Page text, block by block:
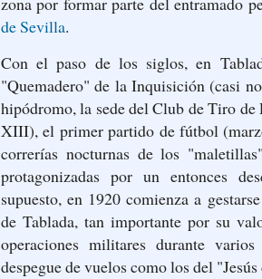
de Sevilla.
Con el paso de los siglos, en
"Quemadero" de la Inquisición (casi
hipódromo, la sede del Club de Tiro
XIII), el primer partido de fútbol
correrías nocturnas de los
protagonizadas por un entonces
supuesto, en 1920 comienza a
de Tablada, tan importante por su
operaciones militares durante
despegue de vuelos como los del